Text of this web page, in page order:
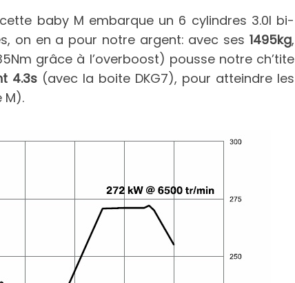
baby M embarque un 6 cylindres 3.0l bi-
on en a pour notre argent: avec ses 1495kg,
grâce à l’overboost) pousse notre ch’tite
4.3s (avec la boite DKG7), pour atteindre les
M).